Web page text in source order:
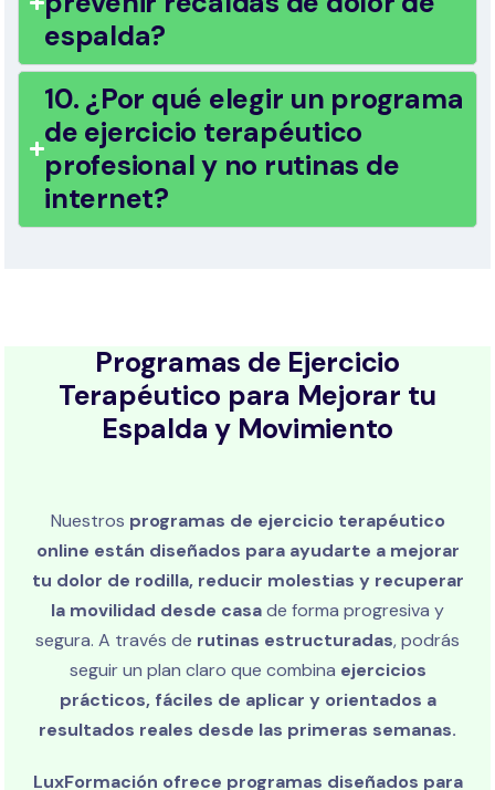
espalda?
10. ¿Por qué elegir un programa
de ejercicio terapéutico
profesional y no rutinas de
internet?
Programas de Ejercicio
Terapéutico para Mejorar tu
Espalda y Movimiento
Nuestros programas de ejercicio terapéutico
online están diseñados para ayudarte a mejorar
tu dolor de rodilla, reducir molestias y recuperar
la movilidad desde casade forma progresiva y
segura. A través de rutinas estructuradas, podrás
seguir un plan claro que combina ejercicios
prácticos, fáciles de aplicar y orientados a
resultados reales desde las primeras semanas.
LuxFormación ofrece programas diseñados para